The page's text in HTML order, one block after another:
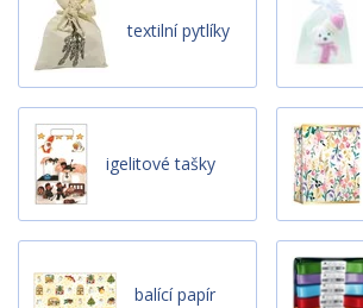
textilní pytlíky
igelitové tašky
balící papír